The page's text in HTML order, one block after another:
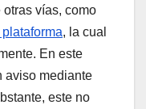
vías, como
, la cual
En este
aviso mediante
este no